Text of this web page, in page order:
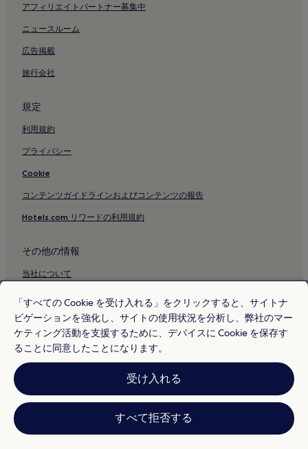
アフィリエイトパートナー募集中
ニュースルーム
広告掲載
旅行会社
規定
利用規約
プライバシー
Cookie
コンテンツガイドラインおよびコンテンツの報告
Hotels.com リワードの利用規約
その他の情報
当社について
旅行ガイド
Hotels.com リワード
* 一部のホテルは、チェックイン日の 24 時間以上前までにキャンセルす
ることを条件としています。詳細はウェブサイトでご覧ください。
© 2026 Hotels.com, L.P., an Expedia Group company. All rights reserved.
Hotels.com および Hotels.com のロゴは、Hotels.com, L.P. の商標または
「すべての Cookie を受け入れる」をクリックすると、サイトナ
ビゲーションを強化し、サイトの使用状況を分析し、弊社のマー
ケティング活動を支援するために、デバイスに Cookie を保存す
ることに同意したことになります。
受け入れる
すべて拒否する